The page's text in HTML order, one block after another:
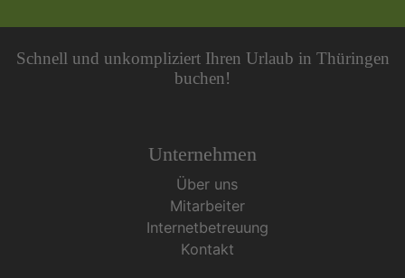
Schnell und unkompliziert Ihren Urlaub in Thüringen
buchen!
Unternehmen
Über uns
Mitarbeiter
Internetbetreuung
Kontakt